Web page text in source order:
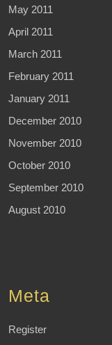
May 2011
April 2011
March 2011
February 2011
January 2011
December 2010
November 2010
October 2010
September 2010
August 2010
Meta
Register